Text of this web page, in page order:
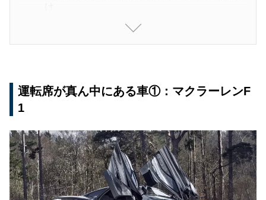
運転席が真ん中にある車①：メッサーシュミット
KR200
エンジン逆回転で後退するユニークな仕組み
1人乗り・中央座席だった初期型ミゼット
その後の進化と、後継車ミゼットII
センターシート誕生の背景と歴史
運転席が真ん中にある車①：マクラーレンF
1